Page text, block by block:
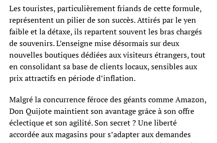
Les touristes, particulièrement friands de cette formule,
représentent un pilier de son succès. Attirés par le yen
faible et la détaxe, ils repartent souvent les bras chargés
de souvenirs. L’enseigne mise désormais sur deux
nouvelles boutiques dédiées aux visiteurs étrangers, tout
en consolidant sa base de clients locaux, sensibles aux
prix attractifs en période d’inflation.
Malgré la concurrence féroce des géants comme Amazon,
Don Quijote maintient son avantage grâce à son offre
éclectique et son agilité. Son secret ? Une liberté
accordée aux magasins pour s’adapter aux demandes